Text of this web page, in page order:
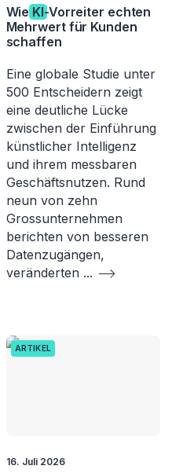
Wie KI-Vorreiter echten
Mehrwert für Kunden
schaffen
Eine globale Studie unter
500 Entscheidern zeigt
eine deutliche Lücke
zwischen der Einführung
künstlicher Intelligenz
und ihrem messbaren
Geschäftsnutzen. Rund
neun von zehn
Grossunternehmen
berichten von besseren
Datenzugängen,
veränderten ...
ARTIKEL
16. Juli 2026